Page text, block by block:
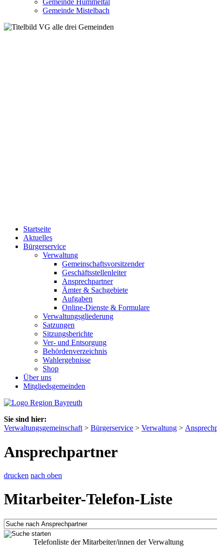
Gemeinde Hummeltal
Gemeinde Mistelbach
Startseite
Aktuelles
Bürgerservice
Verwaltung
Gemeinschaftsvorsitzender
Geschäftsstellenleiter
Ansprechpartner
Ämter & Sachgebiete
Aufgaben
Online-Dienste & Formulare
Verwaltungsgliederung
Satzungen
Sitzungsberichte
Ver- und Entsorgung
Behördenverzeichnis
Wahlergebnisse
Shop
Über uns
Mitgliedsgemeinden
Sie sind hier:
Verwaltungsgemeinschaft > Bürgerservice > Verwaltung >
Ansprechpartner
drucken nach oben
Mitarbeiter-Telefon-Liste
Telefonliste der Mitarbeiter/innen der Verwaltung